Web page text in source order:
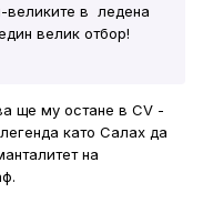
великите в ледена
велик отбор!
ще му остане в CV -
като Салах да
на